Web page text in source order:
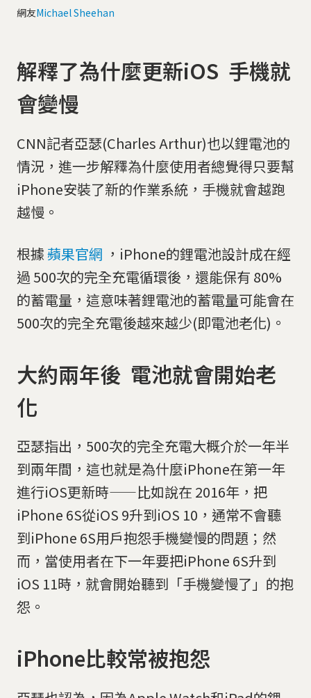
網友Michael Sheehan
解釋了為什麼更新iOS 手機就
會變慢
CNN記者亞瑟(Charles Arthur)也以鋰電池的
情況，進一步解釋為什麼使用者總覺得只要幫
iPhone安裝了新的作業系統，手機就會越跑
越慢。
根據蘋果官網 ，iPhone的鋰電池設計成在經
過 500次的完全充電循環後，還能保有 80%
的蓄電量，這意味著鋰電池的蓄電量可能會在
500次的完全充電後越來越少(即電池老化)。
大約兩年後 電池就會開始老
化
亞瑟指出，500次的完全充電大概介於一年半
到兩年間，這也就是為什麼iPhone在第一年
進行iOS更新時——比如說在 2016年，把
iPhone 6S從iOS 9升到iOS 10，通常不會聽
到iPhone 6S用戶抱怨手機變慢的問題；然
而，當使用者在下一年要把iPhone 6S升到
iOS 11時，就會開始聽到「手機變慢了」的抱
怨。
iPhone比較常被抱怨